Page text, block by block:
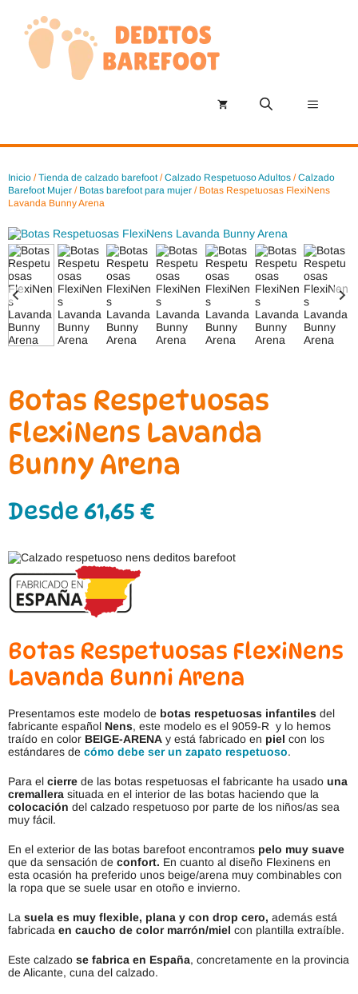
contenido
Menú
Inicio /Tienda de calzado barefoot/Calzado Respetuoso Adultos /Calzado
Barefoot Mujer / Botas barefoot para mujer / Botas Respetuosas FlexiNens
Lavanda Bunny Arena
Botas Respetuosas
FlexiNens Lavanda
Bunny Arena
Desde 61,65 €
Botas Respetuosas FlexiNens
Lavanda Bunni Arena
Presentamos este modelo de botas respetuosas infantiles del
fabricante español Nens, este modelo es el 9059-R y lo hemos
traído en color BEIGE-ARENA y está fabricado en piel con los
estándares de cómo debe ser un zapato respetuoso.
Para el cierre de las botas respetuosas el fabricante ha usado una
cremallera situada en el interior de las botas haciendo que la
colocación del calzado respetuoso por parte de los niños/as sea
muy fácil.
En el exterior de las botas barefoot encontramos pelo muy suave
que da sensación de confort. En cuanto al diseño Flexinens en
esta ocasión ha preferido unos beige/arena muy combinables con
la ropa que se suele usar en otoño e invierno.
La suela es muy flexible, plana y con drop cero, además está
fabricada en caucho de color marrón/miel con plantilla extraíble.
Este calzado se fabrica en España, concretamente en la provincia
de Alicante, cuna del calzado.